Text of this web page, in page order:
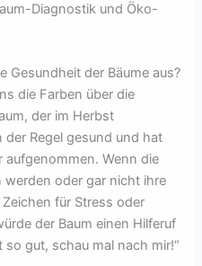
Diagnostik und Öko-
Gesundheit der Bäume aus?
die Farben über die
der im Herbst
Regel gesund und hat
Wenn die
werden oder gar nicht ihre
für Stress oder
der Baum einen Hilferuf
so gut, schau mal nach mir!“